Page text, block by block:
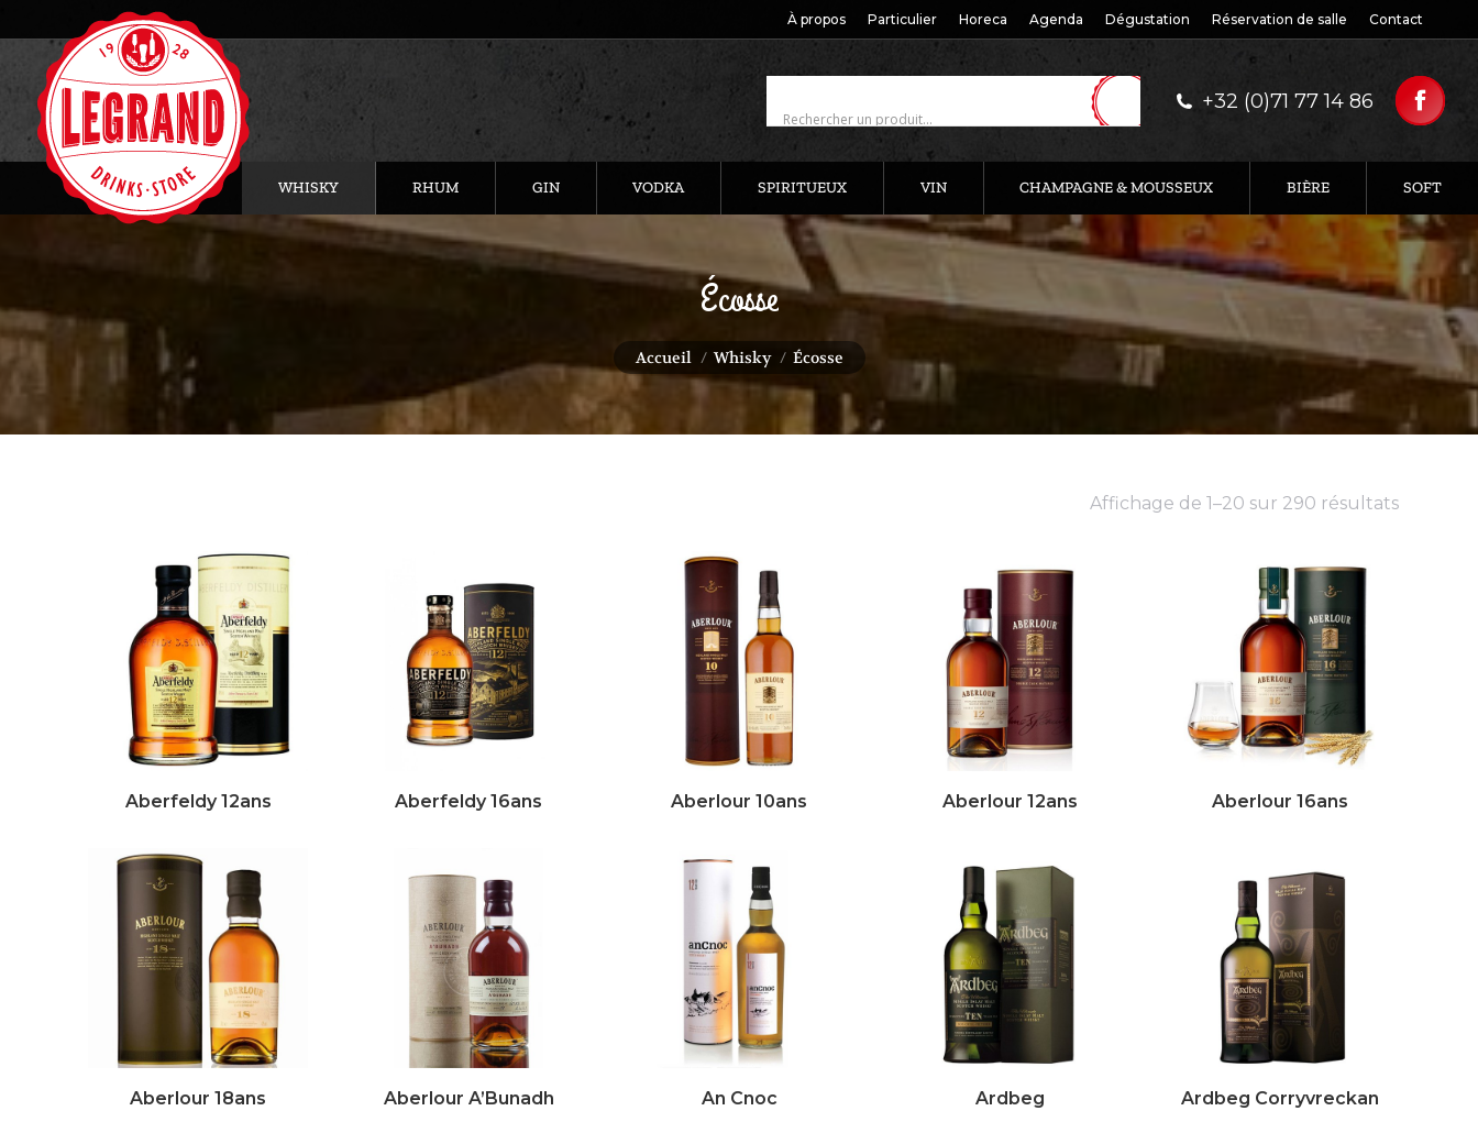
À propos Particulier Horeca Agenda Dégustation Réservation de salle Contact
+32 (0)71 77 14 86
WHISKY RHUM GIN VODKA SPIRITUEUX VIN CHAMPAGNE & MOUSSEUX BIÈRE SOFT
Écosse
Vous êtes ici :
Accueil Whisky Écosse
Affichage de 1–20 sur 290 résultats
Aberfeldy 12ans Aberfeldy 16ans Aberlour 10ans Aberlour 12ans Aberlour 16ans
Aberlour 18ans Aberlour A’Bunadh An Cnoc Ardbeg Ardbeg Corryvreckan